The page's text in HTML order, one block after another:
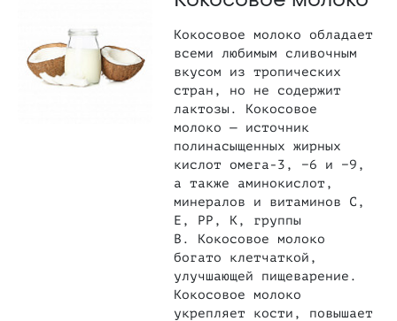
Кокосовое молоко обладает
всеми любимым сливочным
вкусом из тропических
стран, но не содержит
лактозы. Кокосовое
молоко — источник
полинасыщенных жирных
кислот омега-3, −6 и −9,
а также аминокислот,
минералов и витаминов С,
Е, РР, К, группы
В. Кокосовое молоко
богато клетчаткой,
улучшающей пищеварение.
Кокосовое молоко
укрепляет кости, повышает